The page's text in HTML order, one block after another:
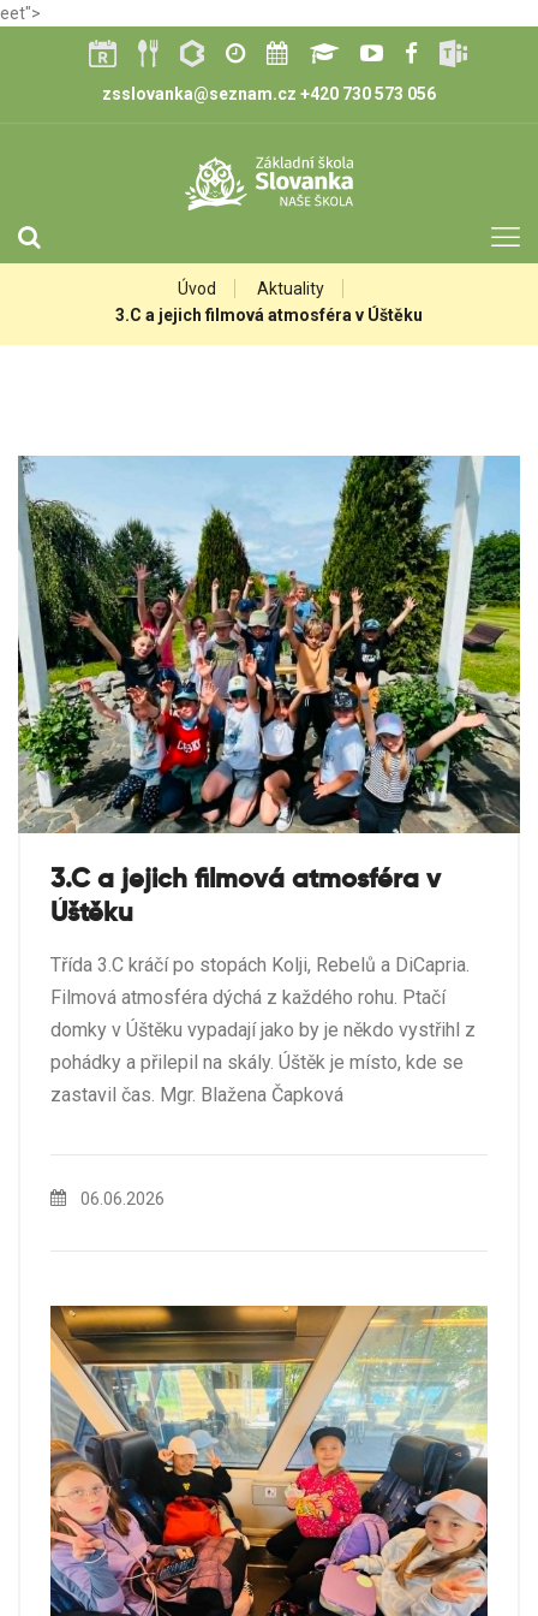
eet">
zsslovanka@seznam.cz +420 730 573 056
Úvod
Aktuality
3.C a jejich filmová atmosféra v Úštěku
3.C a jejich filmová atmosféra v
Úštěku
Třída 3.C kráčí po stopách Kolji, Rebelů a DiCapria.
Filmová atmosféra dýchá z každého rohu. Ptačí
domky v Úštěku vypadají jako by je někdo vystřihl z
pohádky a přilepil na skály. Úštěk je místo, kde se
zastavil čas. Mgr. Blažena Čapková
06.06.2026